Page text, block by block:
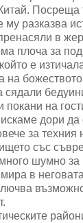
Посреща
му разказва
в
плоча за
е
на
сядали
покани на
дори
за техния
със
шумно за
в